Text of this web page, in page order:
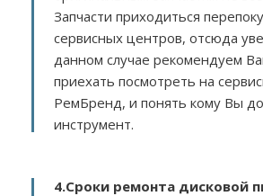
Запчасти приходиться
сервисных центров, отсюда
данном случае рекомендуем
приехать посмотреть на
РемБренд, и понять кому Вы
инструмент.
4.Сроки ремонта дисковой